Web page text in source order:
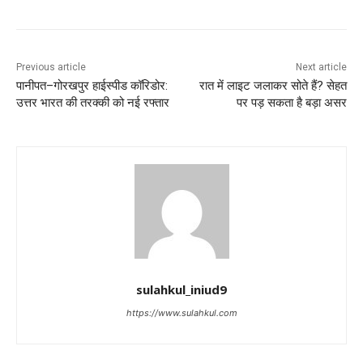
Previous article
पानीपत–गोरखपुर हाईस्पीड कॉरिडोर:
उत्तर भारत की तरक्की को नई रफ्तार
Next article
रात में लाइट जलाकर सोते हैं? सेहत
पर पड़ सकता है बड़ा असर
sulahkul_iniud9
https://www.sulahkul.com